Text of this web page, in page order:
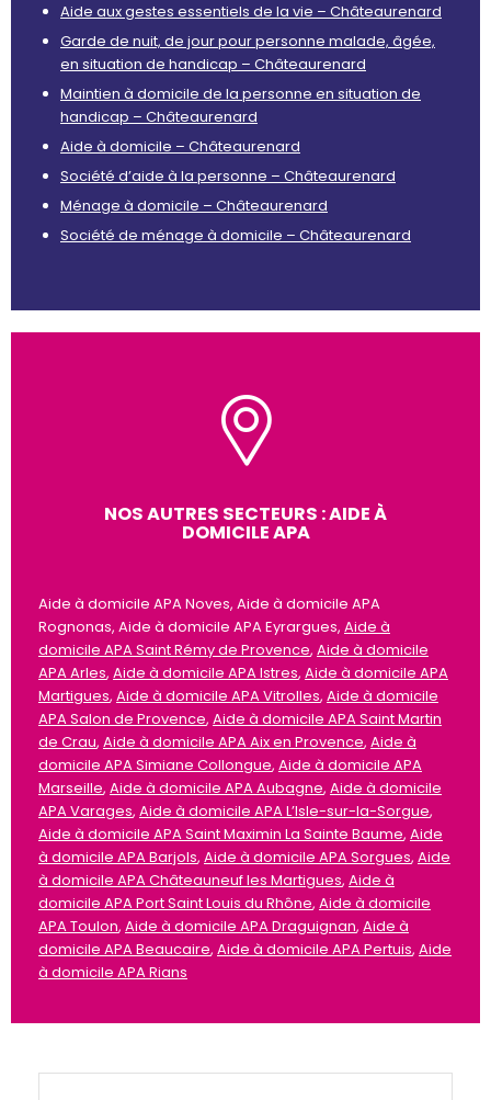
Aide aux gestes essentiels de la vie – Châteaurenard
Garde de nuit, de jour pour personne malade, âgée,
en situation de handicap – Châteaurenard
Maintien à domicile de la personne en situation de
handicap – Châteaurenard
Aide à domicile – Châteaurenard
Société d’aide à la personne – Châteaurenard
Ménage à domicile – Châteaurenard
Société de ménage à domicile – Châteaurenard
NOS AUTRES SECTEURS : AIDE À
DOMICILE APA
Aide à domicile APA Noves, Aide à domicile APA
Rognonas, Aide à domicile APA Eyrargues, Aide à
domicile APA Saint Rémy de Provence, Aide à domicile
APA Arles, Aide à domicile APA Istres, Aide à domicile APA
Martigues, Aide à domicile APA Vitrolles, Aide à domicile
APA Salon de Provence, Aide à domicile APA Saint Martin
de Crau, Aide à domicile APA Aix en Provence, Aide à
domicile APA Simiane Collongue, Aide à domicile APA
Marseille, Aide à domicile APA Aubagne, Aide à domicile
APA Varages, Aide à domicile APA L’Isle-sur-la-Sorgue,
Aide à domicile APA Saint Maximin La Sainte Baume, Aide
à domicile APA Barjols, Aide à domicile APA Sorgues, Aide
à domicile APA Châteauneuf les Martigues, Aide à
domicile APA Port Saint Louis du Rhône, Aide à domicile
APA Toulon, Aide à domicile APA Draguignan, Aide à
domicile APA Beaucaire, Aide à domicile APA Pertuis, Aide
à domicile APA Rians